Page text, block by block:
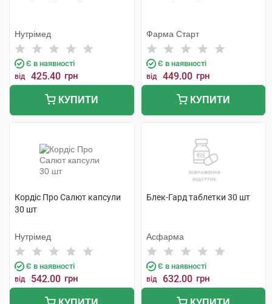
Нутрімед
Є в наявності
від 425.40 грн
КУПИТИ
Фарма Старт
Є в наявності
від 449.00 грн
КУПИТИ
Кордіс Про Салют капсули
30 шт
Нутрімед
Є в наявності
від 542.00 грн
Блек-Гард таблетки 30 шт
Асфарма
Є в наявності
від 632.00 грн